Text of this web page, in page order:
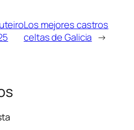
Los mejores castros
celtas de Galicia →